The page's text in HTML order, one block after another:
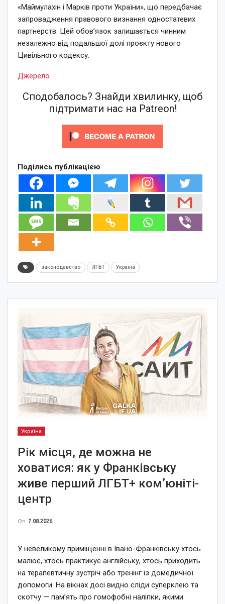
«Маймулахін і Марків проти України», що передбачає
запровадження правового визнання одностатевих
партнерств. Цей обов’язок залишається чинним
незалежно від подальшої долі проєкту нового
Цивільного кодексу.
Джерело
Сподобалось? Знайди хвилинку, щоб
підтримати нас на Patreon!
Поділись публікацією
законодавство ЛГБТ Україна
Україна
Рік місця, де можна не
ховатися: як у Франківську
живе перший ЛГБТ+ ком’юніті-
центр
On 7.08.2026
У невеликому приміщенні в Івано-Франківську хтось
малює, хтось практикує англійську, хтось приходить
на терапевтичну зустріч або тренінг із домедичної
допомоги. На вікнах досі видно сліди суперклею та
скотчу — пам’ять про гомофобні наліпки, якими